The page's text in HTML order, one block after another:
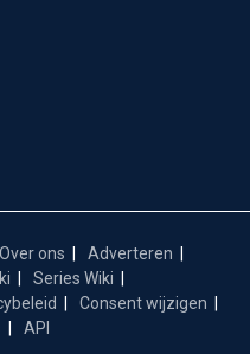
Over ons
Adverteren
Series Wiki
Consent wijzigen
API